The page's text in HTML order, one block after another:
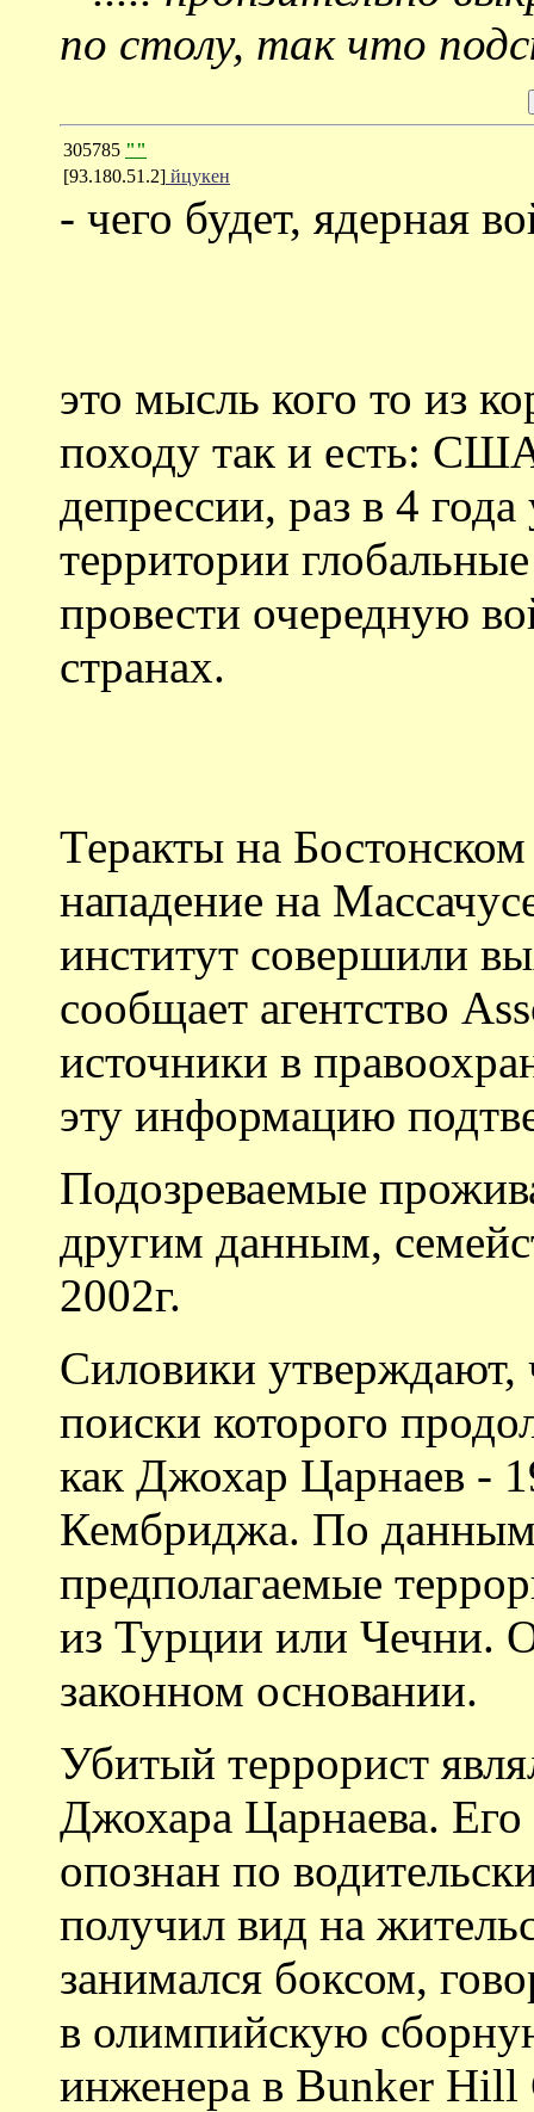
по столу, так что
305785 ""
[93.180.51.2] йцукен
- чего будет, ядерная
это мысль кого то из
походу так и есть:
депрессии, раз в 4 года
территории
провести очередную
странах.
Теракты на
нападение на
институт совершили
сообщает агентство
источники в
эту информацию
Подозреваемые
другим данным,
2002г.
Силовики
поиски которого
как Джохар Царнаев -
Кембриджа. По данным
предполагаемые
из Турции или
законном основании.
Убитый террорист
Джохара Царнаева.
опознан по
получил вид на
занимался боксом,
в олимпийскую
инженера в Bunker